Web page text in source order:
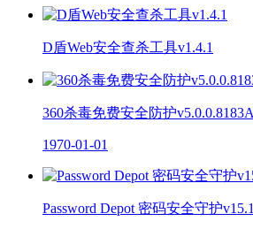
D盾Web安全查杀工具v1.4.1
360杀毒免费安全防护
1970-01-01
Password Depot 密码安全守护